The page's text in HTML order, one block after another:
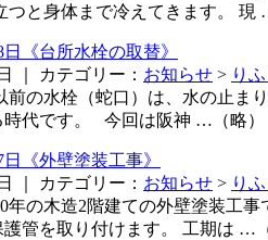
つと身体まで冷えてきます。 現
《台所水栓の取替》
｜ カテゴリー： お知らせ > り
前の水栓（蛇口）は、水の止
時代です。 今回は阪神 …（略）
《外壁塗装工事》
｜ カテゴリー： お知らせ > り
年の木造2階建ての外壁塗装工
管を取り付けます。 工期は …（